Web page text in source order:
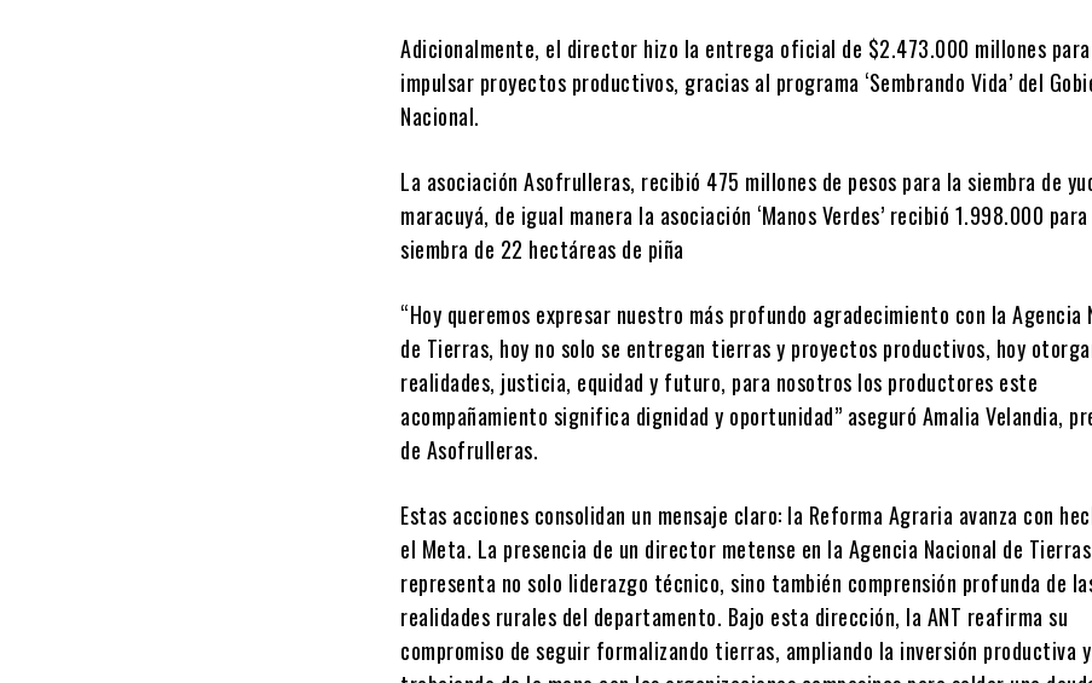
Adicionalmente, el director hizo la entrega oficial de $2.473.000 millones para
impulsar proyectos productivos, gracias al programa ‘Sembrando Vida’ del
Nacional.
La asociación Asofrulleras, recibió 475 millones de pesos para la siembra de
maracuyá, de igual manera la asociación ‘Manos Verdes’ recibió 1.998.000
siembra de 22 hectáreas de piña
“Hoy queremos expresar nuestro más profundo agradecimiento con la Agencia
de Tierras, hoy no solo se entregan tierras y proyectos productivos, hoy
realidades, justicia, equidad y futuro, para nosotros los productores este
acompañamiento significa dignidad y oportunidad” aseguró Amalia Velandia,
de Asofrulleras.
Estas acciones consolidan un mensaje claro: la Reforma Agraria avanza con
el Meta. La presencia de un director metense en la Agencia Nacional de Tierras
representa no solo liderazgo técnico, sino también comprensión profunda de
realidades rurales del departamento. Bajo esta dirección, la ANT reafirma su
compromiso de seguir formalizando tierras, ampliando la inversión productiva y